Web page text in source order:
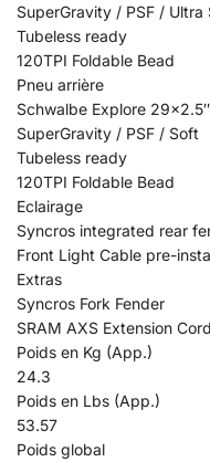
SuperGravity / PSF / Ultra
Tubeless ready
120TPI Foldable Bead
Pneu arrière
Schwalbe Explore 29×2.5″
SuperGravity / PSF / Soft
Tubeless ready
120TPI Foldable Bead
Eclairage
Syncros integrated rear
Front Light Cable pre-
Extras
Syncros Fork Fender
SRAM AXS Extension Cord
Poids en Kg (App.)
24.3
Poids en Lbs (App.)
53.57
Poids global